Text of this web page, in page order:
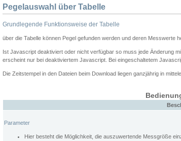
Pegelauswahl über Tabelle
Grundlegende Funktionsweise der Tabelle
über die Tabelle können Pegel gefunden werden und deren Messwerte
Ist Javascript deaktiviert oder nicht verfügbar so muss jede Änderung
erscheint nur bei deaktiviertem Javascript. Bei eingeschaltetem
Die Zeitstempel in den Dateien beim Download liegen ganzjährig in
Parameter
Hier besteht die Möglichkeit, die auszuwertende Messgröße